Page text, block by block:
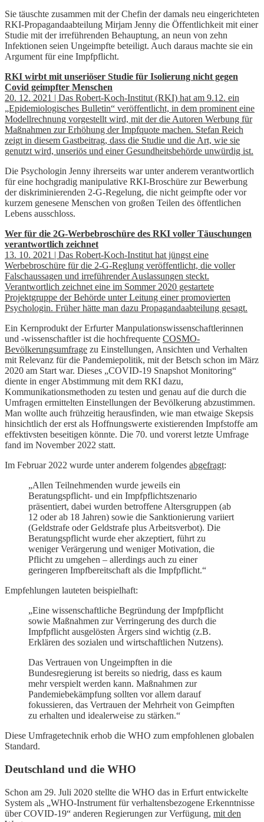
Sie täuschte zusammen mit der Chefin der damals neu eingerichteten
RKI-Propagandaabteilung Mirjam Jenny die Öffentlichkeit mit einer
Studie mit der irreführenden Behauptung, an neun von zehn
Infektionen seien Ungeimpfte beteiligt. Auch daraus machte sie ein
Argument für eine Impfpflicht.
RKI wirbt mit unseriöser Studie für Isolierung nicht gegen
Covid geimpfter Menschen
20. 12. 2021 | Das Robert-Koch-Institut (RKI) hat am 9.12. ein
„Epidemiologisches Bulletin“ veröffentlicht, in dem prominent eine
Modellrechnung vorgestellt wird, mit der die Autoren Werbung für
Maßnahmen zur Erhöhung der Impfquote machen. Stefan Reich
zeigt in diesem Gastbeitrag, dass die Studie und die Art, wie sie
genutzt wird, unseriös und einer Gesundheitsbehörde unwürdig ist.
Die Psychologin Jenny ihrerseits war unter anderem verantwortlich
für eine hochgradig manipulative RKI-Broschüre zur Bewerbung
der diskriminierenden 2-G-Regelung, die nicht geimpfte oder vor
kurzem genesene Menschen von großen Teilen des öffentlichen
Lebens ausschloss.
Wer für die 2G-Werbebroschüre des RKI voller Täuschungen
verantwortlich zeichnet
13. 10. 2021 | Das Robert-Koch-Institut hat jüngst eine
Werbebroschüre für die 2-G-Reglung veröffentlicht, die voller
Falschaussagen und irreführender Auslassungen steckt.
Verantwortlich zeichnet eine im Sommer 2020 gestartete
Projektgruppe der Behörde unter Leitung einer promovierten
Psychologin. Früher hätte man dazu Propagandaabteilung gesagt.
Ein Kernprodukt der Erfurter Manpulationswissenschaftlerinnen
und -wissenschaftler ist die hochfrequente COSMO-
Bevölkerungsumfrage zu Einstellungen, Ansichten und Verhalten
mit Relevanz für die Pandemiepolitik, mit der Betsch schon im März
2020 am Start war. Dieses „COVID-19 Snapshot Monitoring“
diente in enger Abstimmung mit dem RKI dazu,
Kommunikationsmethoden zu testen und genau auf die durch die
Umfragen ermittelten Einstellungen der Bevölkerung abzustimmen.
Man wollte auch frühzeitig herausfinden, wie man etwaige Skepsis
hinsichtlich der erst als Hoffnungswerte existierenden Impfstoffe am
effektivsten beseitigen könnte. Die 70. und vorerst letzte Umfrage
fand im November 2022 statt.
Im Februar 2022 wurde unter anderem folgendes abgefragt:
„Allen Teilnehmenden wurde jeweils ein
Beratungspflicht- und ein Impfpflichtszenario
präsentiert, dabei wurden betroffene Altersgruppen (ab
12 oder ab 18 Jahren) sowie die Sanktionierung variiert
(Geldstrafe oder Geldstrafe plus Arbeitsverbot). Die
Beratungspflicht wurde eher akzeptiert, führt zu
weniger Verärgerung und weniger Motivation, die
Pflicht zu umgehen – allerdings auch zu einer
geringeren Impfbereitschaft als die Impfpflicht.“
Empfehlungen lauteten beispielhaft:
„Eine wissenschaftliche Begründung der Impfpflicht
sowie Maßnahmen zur Verringerung des durch die
Impfpflicht ausgelösten Ärgers sind wichtig (z.B.
Erklären des sozialen und wirtschaftlichen Nutzens).
Das Vertrauen von Ungeimpften in die
Bundesregierung ist bereits so niedrig, dass es kaum
mehr verspielt werden kann. Maßnahmen zur
Pandemiebekämpfung sollten vor allem darauf
fokussieren, das Vertrauen der Mehrheit von Geimpften
zu erhalten und idealerweise zu stärken.“
Diese Umfragetechnik erhob die WHO zum empfohlenen globalen
Standard.
Deutschland und die WHO
Schon am 29. Juli 2020 stellte die WHO das in Erfurt entwickelte
System als „WHO-Instrument für verhaltensbezogene Erkenntnisse
über COVID-19“ anderen Regierungen zur Verfügung, mit den